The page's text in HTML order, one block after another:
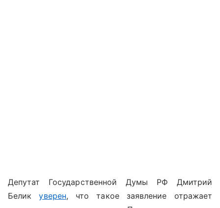
Депутат Государственной Думы РФ Дмитрий
Беликуверен, что такое заявление отражает